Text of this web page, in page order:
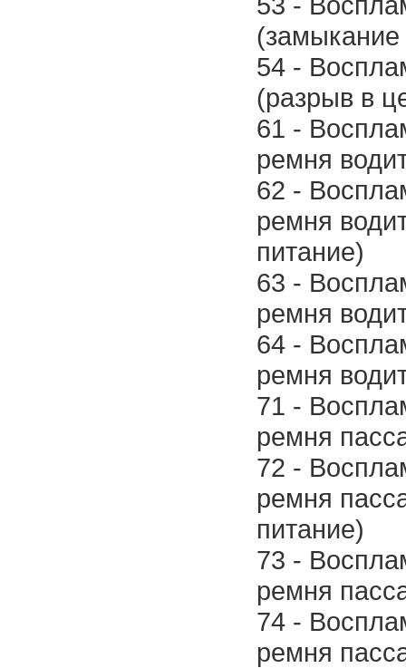
54 -
(разрыв в
61 -
ремня
62 -
ремня
питание)
63 -
ремня
64 -
ремня
71 -
ремня
72 -
ремня
питание)
73 -
ремня
74 -
ремня